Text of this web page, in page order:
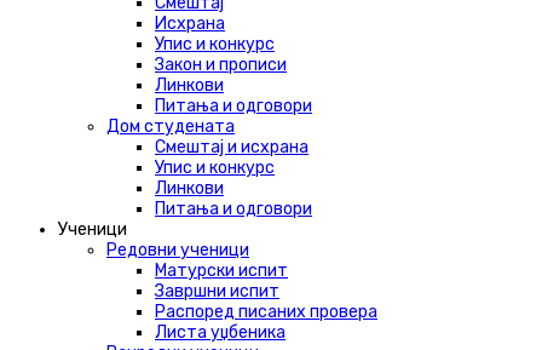
Исхрана
Упис и конкурс
Закон и прописи
Линкови
Питања и одговори
Дом студената
Смештај и исхрана
Упис и конкурс
Линкови
Питања и одговори
Ученици
Редовни ученици
Матурски испит
Завршни испит
Распоред писаних провера
Листа уџбеника